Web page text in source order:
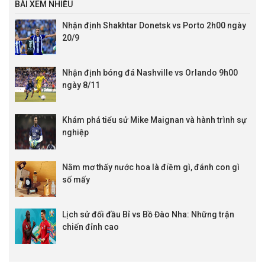
BÀI XEM NHIỀU
Nhận định Shakhtar Donetsk vs Porto 2h00 ngày
20/9
Nhận định bóng đá Nashville vs Orlando 9h00
ngày 8/11
Khám phá tiểu sử Mike Maignan và hành trình sự
nghiệp
Nằm mơ thấy nước hoa là điềm gì, đánh con gì
số mấy
Lịch sử đối đầu Bỉ vs Bồ Đào Nha: Những trận
chiến đỉnh cao